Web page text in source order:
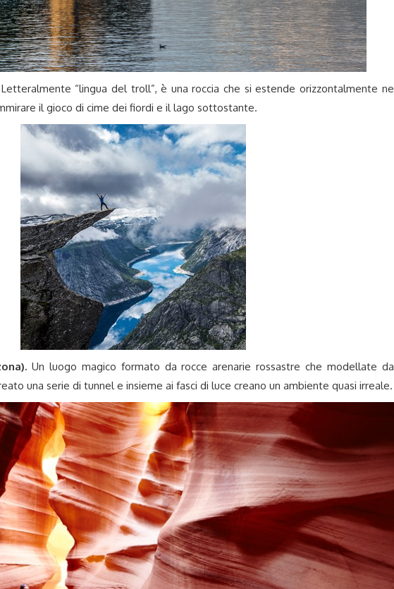
Letteralmente “lingua del troll”, è una roccia che si estende orizzontalmente
il gioco di cime dei fiordi e il lago sottostante.
Un luogo magico formato da rocce arenarie rossastre che modellate
una serie di tunnel e insieme ai fasci di luce creano un ambiente quasi irreale.